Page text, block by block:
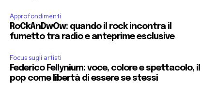
Approfondimenti
RoCkAnDwOw: quando il rock incontra il
fumetto tra radio e anteprime esclusive
Focus sugli artisti
Federico Fellynium: voce, colore e spettacolo, il
pop come libertà di essere se stessi